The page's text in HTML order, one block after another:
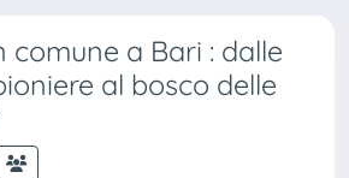
comune a Bari : dalle
al bosco delle